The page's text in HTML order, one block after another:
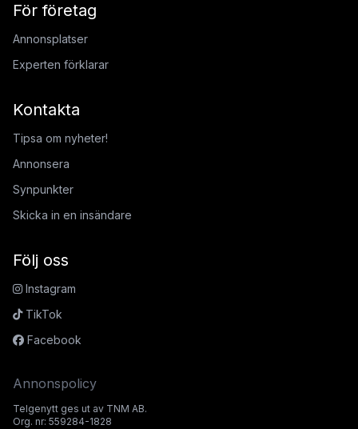
För företag
Annonsplatser
Experten förklarar
Kontakta
Tipsa om nyheter!
Annonsera
Synpunkter
Skicka in en insändare
Följ oss
Instagram
TikTok
Facebook
Annonspolicy
Telgenytt ges ut av TNM AB.
Org. nr: 559284-1828